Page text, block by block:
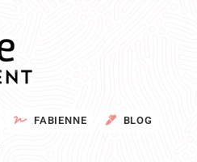
FABIENNE BLOG